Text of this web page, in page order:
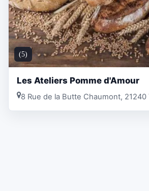
(5)
Les Ateliers Pomme d'Amour
8 Rue de la Butte Chaumont, 21240